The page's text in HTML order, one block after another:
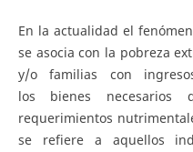
En la actualidad el
se asocia con la pobreza
y/o familias con
los bienes necesarios
requerimientos
se refiere a aquellos